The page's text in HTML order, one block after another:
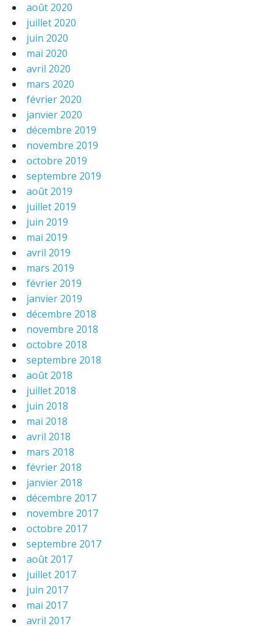
août 2020
juillet 2020
juin 2020
mai 2020
avril 2020
mars 2020
février 2020
janvier 2020
décembre 2019
novembre 2019
octobre 2019
septembre 2019
août 2019
juillet 2019
juin 2019
mai 2019
avril 2019
mars 2019
février 2019
janvier 2019
décembre 2018
novembre 2018
octobre 2018
septembre 2018
août 2018
juillet 2018
juin 2018
mai 2018
avril 2018
mars 2018
février 2018
janvier 2018
décembre 2017
novembre 2017
octobre 2017
septembre 2017
août 2017
juillet 2017
juin 2017
mai 2017
avril 2017